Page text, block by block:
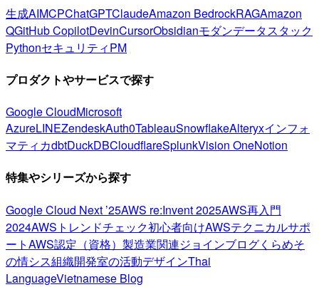
生成AIMCPChatGPTClaudeAmazon BedrockRAGAmazon
QGitHub CopilotDevinCursorObsidianモダンデータスタック
PythonセキュリティPM
プロダクトやサービスで探す
Google CloudMicrosoft
AzureLINEZendeskAuth0TableauSnowflakeAlteryxインフォ
マティカdbtDuckDBCloudflareSplunkVision OneNotion
特集やシリーズから探す
Google Cloud Next ’25AWS re:Invent 2025AWS再入門
2024AWSトレンドチェック初心者向けAWSテクニカルサポ
ートAWS認定（資格） 製造業関連ジョインブログくらめそ
の情シス組織開発室の活動デザインThai
LanguageVietnamese Blog